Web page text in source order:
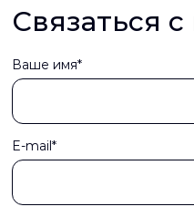
Связаться
Ваше имя*
E-mail*